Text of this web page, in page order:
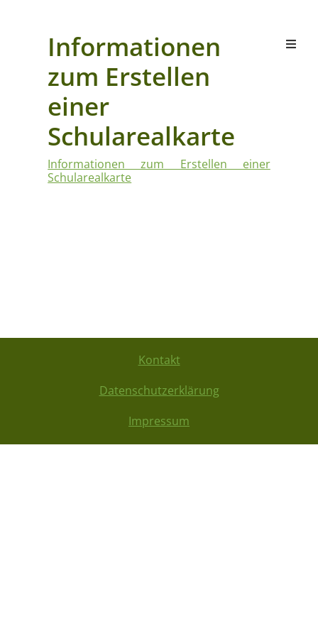
Informationen
zum Erstellen
einer
Schularealkarte
Informationen zum Erstellen einer
Schularealkarte
Kontakt
Datenschutzerklärung
Impressum